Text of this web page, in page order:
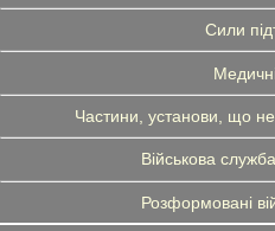
Сили
Частини, установи, що
Військова
Розформовані